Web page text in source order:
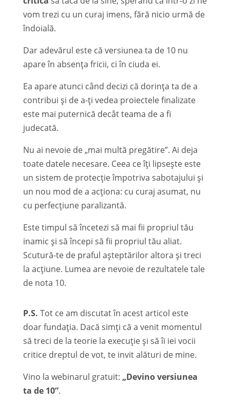
vom trezi cu un curaj imens, fără nicio urmă de
îndoială.
Dar adevărul este că versiunea ta de 10 nu
apare în absența fricii, ci în ciuda ei.
Ea apare atunci când decizi că dorința ta de a
contribui și de a-ți vedea proiectele finalizate
este mai puternică decât teama de a fi
judecată.
Nu ai nevoie de „mai multă pregătire”. Ai deja
toate datele necesare. Ceea ce îți lipsește este
un sistem de protecție împotriva sabotajului și
un nou mod de a acționa: cu curaj asumat, nu
cu perfecțiune paralizantă.
Este timpul să încetezi să mai fii propriul tău
inamic și să începi să fii propriul tău aliat.
Scutură-te de praful așteptărilor altora și treci
la acțiune. Lumea are nevoie de rezultatele tale
de nota 10.
P.S. Tot ce am discutat în acest articol este
doar fundația. Dacă simți că a venit momentul
să treci de la teorie la execuție și să îi iei vocii
critice dreptul de vot, te invit alături de mine.
Vino la webinarul gratuit: „Devino versiunea
ta de 10”.